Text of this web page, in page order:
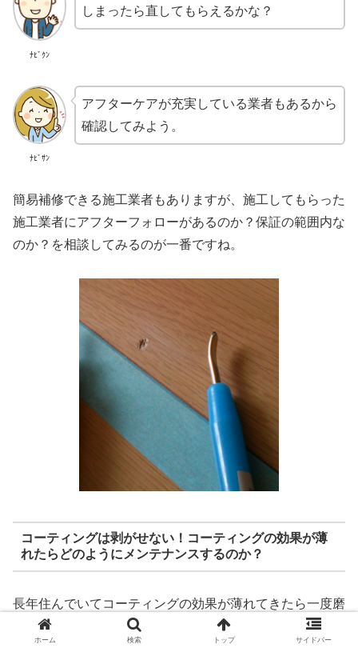
ﾅﾋﾞｸﾝ
しまったら直してもらえるかな？
ﾅﾋﾞｻﾝ
アフターケアが充実している業者もあるから
確認してみよう。
簡易補修できる施工業者もありますが、施工してもらった
施工業者にアフターフォローがあるのか？保証の範囲内な
のか？を相談してみるのが一番ですね。
コーティングは剥がせない！コーティングの効果が薄
れたらどのようにメンテナンスするのか？
長年住んでいてコーティングの効果が薄れてきたら一度磨
きを掛けて床全面を平な状態にして上塗りする方法が多い
ホーム 検索 トップ サイドバー